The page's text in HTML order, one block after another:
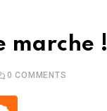
marche !
0 COMMENTS